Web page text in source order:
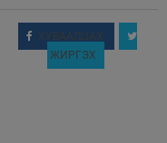
ХУВААЛЦАХ
ЖИРГЭХ